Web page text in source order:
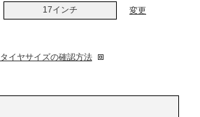
17インチ 変更
タイヤサイズの確認方法